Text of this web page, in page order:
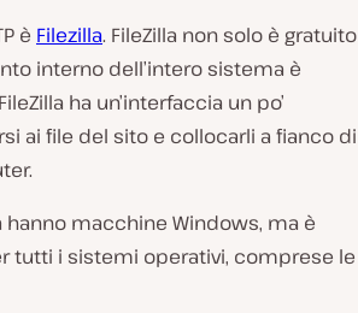
è Filezilla. FileZilla non solo è gratuito
interno dell’intero sistema è
ha un’interfaccia un po’
ai file del sito e collocarli a fianco di
hanno macchine Windows, ma è
tutti i sistemi operativi, comprese le